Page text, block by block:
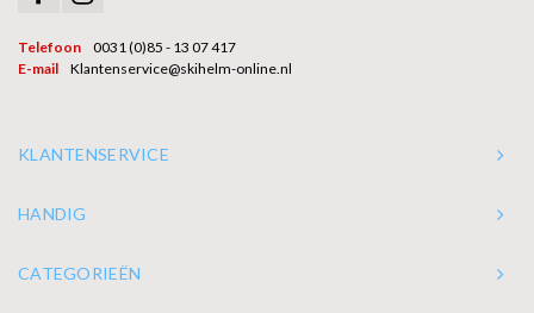
Telefoon
0031 (0)85 - 13 07 417
E-mail
Klantenservice@skihelm-online.nl
KLANTENSERVICE
HANDIG
CATEGORIEËN